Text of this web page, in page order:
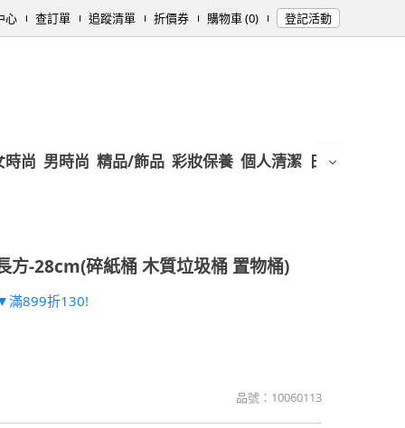
心 查訂單 追蹤清單 折價券 購物車 (0) 登記活動
時尚 男時尚 精品/飾品 彩妝保養 個人清潔 日用/紙品
方-28cm(碎紙桶 木質垃圾桶 置物桶)
滿899折130!
品號： 10060113